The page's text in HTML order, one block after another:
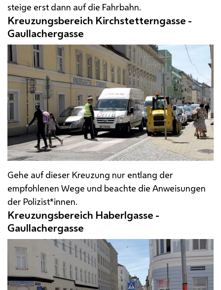
steige erst dann auf die Fahrbahn.
Kreuzungsbereich Kirchstetterngasse -
Gaullachergasse
Gehe auf dieser Kreuzung nur entlang der
empfohlenen Wege und beachte die Anweisungen
der Polizist*innen.
Kreuzungsbereich Haberlgasse -
Gaullachergasse